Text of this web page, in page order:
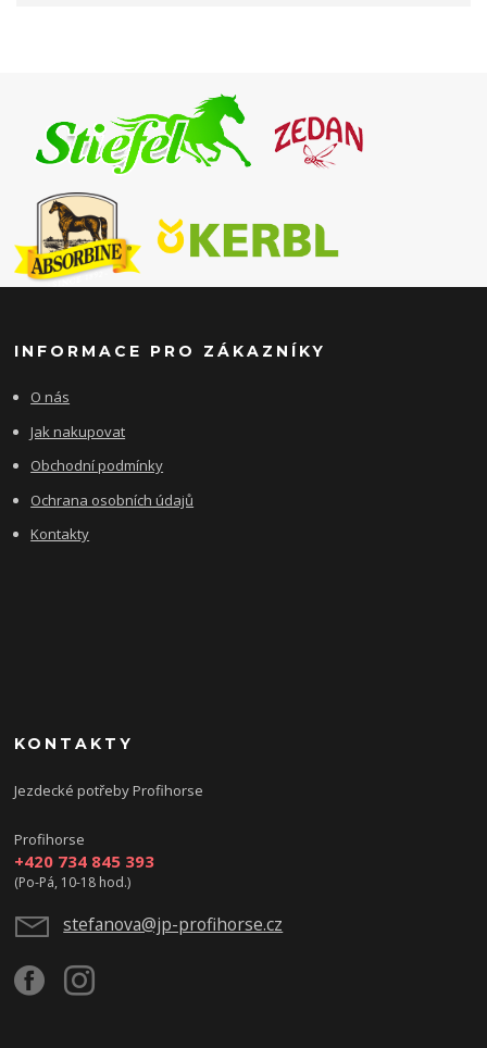
INFORMACE PRO ZÁKAZNÍKY
O nás
Jak nakupovat
Obchodní podmínky
Ochrana osobních údajů
Kontakty
KONTAKTY
Jezdecké potřeby Profihorse
Profihorse
+420 734 845 393
(Po-Pá, 10-18 hod.)
stefanova@jp-profihorse.cz